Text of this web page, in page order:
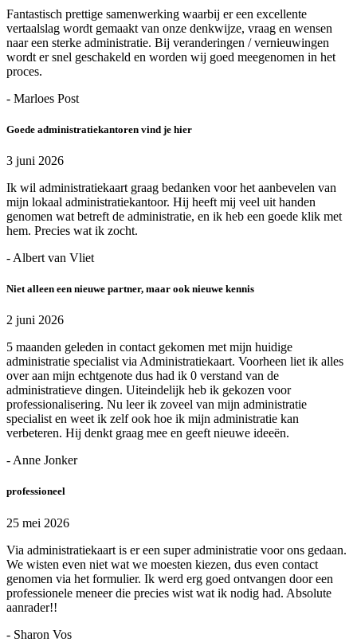
Fantastisch prettige samenwerking waarbij er een excellente
vertaalslag wordt gemaakt van onze denkwijze, vraag en wensen
naar een sterke administratie. Bij veranderingen / vernieuwingen
wordt er snel geschakeld en worden wij goed meegenomen in het
proces.
- Marloes Post
Goede administratiekantoren vind je hier
3 juni 2026
Ik wil administratiekaart graag bedanken voor het aanbevelen van
mijn lokaal administratiekantoor. Hij heeft mij veel uit handen
genomen wat betreft de administratie, en ik heb een goede klik met
hem. Precies wat ik zocht.
- Albert van Vliet
Niet alleen een nieuwe partner, maar ook nieuwe kennis
2 juni 2026
5 maanden geleden in contact gekomen met mijn huidige
administratie specialist via Administratiekaart. Voorheen liet ik alles
over aan mijn echtgenote dus had ik 0 verstand van de
administratieve dingen. Uiteindelijk heb ik gekozen voor
professionalisering. Nu leer ik zoveel van mijn administratie
specialist en weet ik zelf ook hoe ik mijn administratie kan
verbeteren. Hij denkt graag mee en geeft nieuwe ideeën.
- Anne Jonker
professioneel
25 mei 2026
Via administratiekaart is er een super administratie voor ons gedaan.
We wisten even niet wat we moesten kiezen, dus even contact
genomen via het formulier. Ik werd erg goed ontvangen door een
professionele meneer die precies wist wat ik nodig had. Absolute
aanrader!!
- Sharon Vos